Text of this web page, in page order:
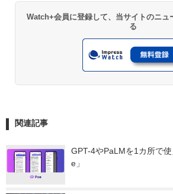
Watch+会員に登録して、当サイトのニュ
る
関連記事
GPT-4やPaLMを1カ所で
e」